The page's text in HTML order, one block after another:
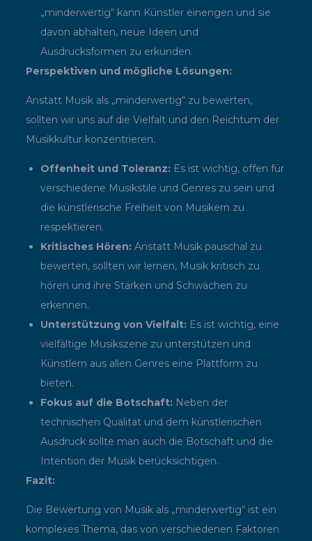
„minderwertig“ kann Künstler einengen und sie
davon abhalten, neue Ideen und
Ausdrucksformen zu erkunden.
Perspektiven und mögliche Lösungen:
Anstatt Musik als „minderwertig“ zu bewerten,
sollten wir uns auf die Vielfalt und den Reichtum der
Musikkultur konzentrieren.
Offenheit und Toleranz: Es ist wichtig, offen für
verschiedene Musikstile und Genres zu sein und
die künstlerische Freiheit von Musikern zu
respektieren.
Kritisches Hören: Anstatt Musik pauschal zu
bewerten, sollten wir lernen, Musik kritisch zu
hören und ihre Stärken und Schwächen zu
erkennen.
Unterstützung von Vielfalt: Es ist wichtig, eine
vielfältige Musikszene zu unterstützen und
Künstlern aus allen Genres eine Plattform zu
bieten.
Fokus auf die Botschaft: Neben der
technischen Qualität und dem künstlerischen
Ausdruck sollte man auch die Botschaft und die
Intention der Musik berücksichtigen.
Fazit:
Die Bewertung von Musik als „minderwertig“ ist ein
komplexes Thema, das von verschiedenen Faktoren